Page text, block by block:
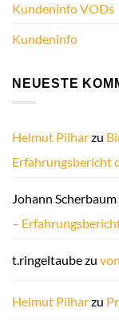
Kundeninfo VODs
Kundeninfo
NEUESTE
Helmut Pilharzu
Erfahrungsbericht
Johann Scherbaum
–
t.ringeltaubezu
Helmut Pilharzu